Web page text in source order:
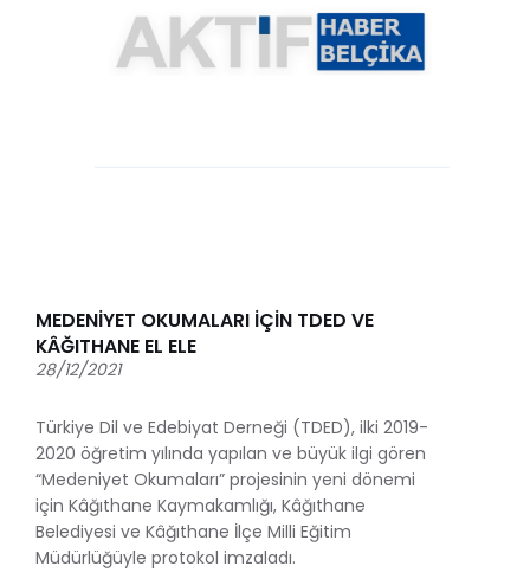
MEDENİYET OKUMALARI İÇİN TDED VE
KÂĞITHANE EL ELE
28/12/2021
Türkiye Dil ve Edebiyat Derneği (TDED), ilki 2019-
2020 öğretim yılında yapılan ve büyük ilgi gören
“Medeniyet Okumaları” projesinin yeni dönemi
için Kâğıthane Kaymakamlığı, Kâğıthane
Belediyesi ve Kâğıthane İlçe Milli Eğitim
Müdürlüğüyle protokol imzaladı.